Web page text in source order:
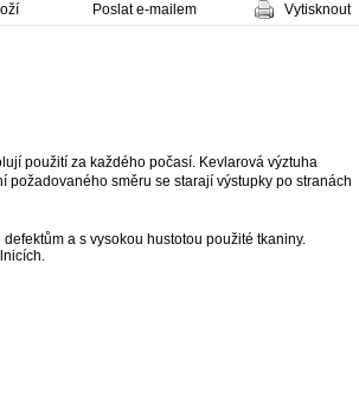
Poslat e-mailem Vytisknout
použití za každého počasí. Kevlarová výztuha
směru se starají výstupky po stranách
a s vysokou hustotou použité tkaniny.